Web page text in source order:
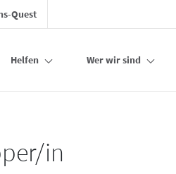
Quest
Helfen Wer wir sind
in